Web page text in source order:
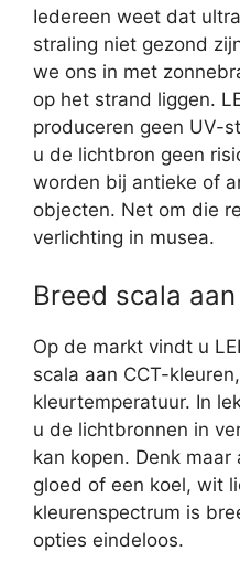
Iedereen weet dat
straling niet gezond
we ons in met
op het strand liggen.
produceren geen UV-
u de lichtbron geen
worden bij antieke of
objecten. Net om die
verlichting in musea.
Breed scala
Op de markt vindt u
scala aan CCT-
kleurtemperatuur. In
u de lichtbronnen in
kan kopen. Denk
gloed of een koel, wit
kleurenspectrum is
opties eindeloos.